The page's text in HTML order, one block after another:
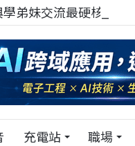
弟妹交流最硬核的技術
充電站 職場